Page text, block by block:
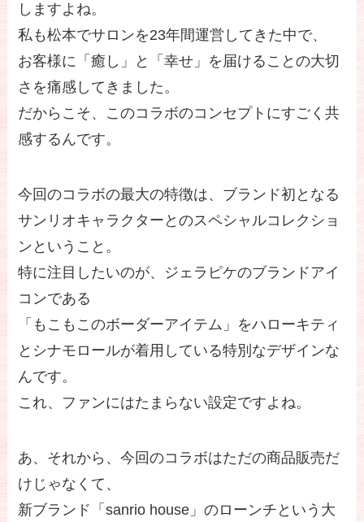
しますよね。
私も松本でサロンを23年間運営してきた中で、
お客様に「癒し」と「幸せ」を届けることの大切
さを痛感してきました。
だからこそ、このコラボのコンセプトにすごく共
感するんです。
今回のコラボの最大の特徴は、ブランド初となる
サンリオキャラクターとのスペシャルコレクショ
ンということ。
特に注目したいのが、ジェラピケのブランドアイ
コンである
「もこもこのボーダーアイテム」をハローキティ
とシナモロールが着用している特別なデザインな
んです。
これ、ファンにはたまらない設定ですよね。
あ、それから、今回のコラボはただの商品販売だ
けじゃなくて、
新ブランド「sanrio house」のローンチという大